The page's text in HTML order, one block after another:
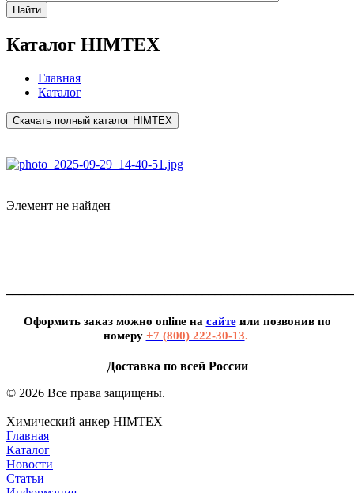
Найти
Каталог HIMTEX
Главная
Каталог
Скачать полный каталог HIMTEX
Элемент не найден
Оформить заказ можно online на сайте или позвонив по
номеру +7 (800) 222-30-13.
Доставка по всей России
© 2026 Все права защищены.
Химический анкер HIMTEX
Главная
Каталог
Новости
Статьи